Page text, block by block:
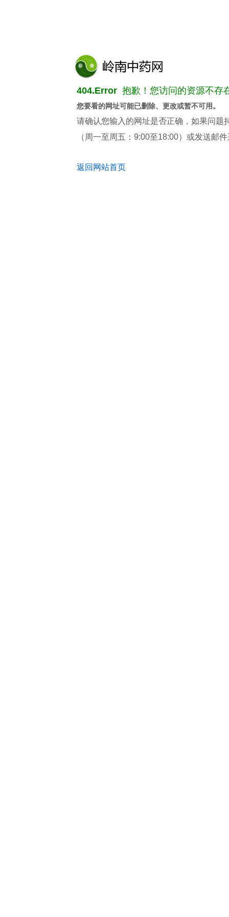
404.Error 抱歉！您访问的资源不存
您要看的网址可能已删除、更改或暂不可用。
请确认您输入的网址是否正确，如果问题
（周一至周五：9:00至18:00）或发送邮
返回网站首页